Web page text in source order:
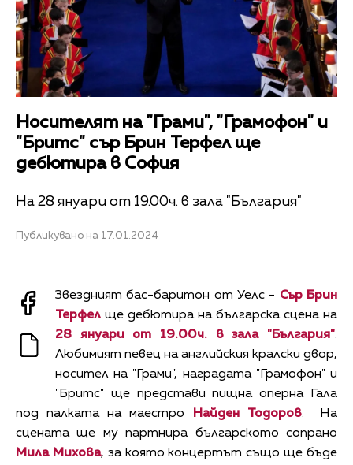
Носителят на "Грами", "Грамофон" и
"Бритс" сър Брин Терфел ще
дебютира в София
На 28 януари от 19.00ч. в зала "България"
Публикувано на 17.01.2024
Звездният бас-баритон от Уелс - Сър Брин
Терфелще дебютира на българска сцена на
28 януари от 19.00ч. в зала "България".
Любимият певец на английския кралски двор,
носител на "Грами", наградата "Грамофон" и
"Бритс" ще представи пищна оперна Гала
под палката на маестро
Найден Тодоров. На
сцената ще му партнира българското сопрано
Мила Михова, за която концертът също ще бъде